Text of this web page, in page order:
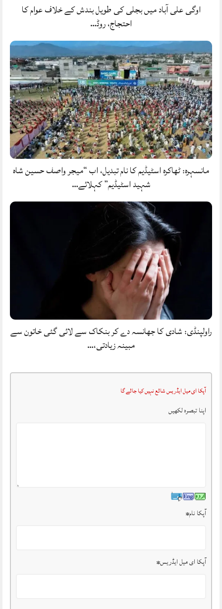
اوگی علی آباد میں بجلی کی طویل بندش کے خلاف عوام کا
احتجاج، روڈ…
مانسہرہ: ٹھاکرہ اسٹیڈیم کا نام تبدیل، اب “میجر واصف حسین شاہ
شہید اسٹیڈیم” کہلائے…
راولپنڈی: شادی کا جھانسہ دے کر بنکاک سے لائی گئی خاتون سے
مبینہ زیادتی،…
آپکا ای میل ایڈریس شائع نہیں کیا جائے گا
اپنا تبصرہ لکھیں
آپکا نام*
آپکا ای میل ایڈریس*